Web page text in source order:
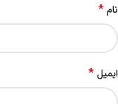
نام*
ایمیل*